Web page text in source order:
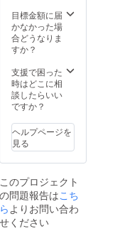
ameguroの
パーソナリ
ティを務め
る。
UNICOの名
物UNICORN
からの名前
であり、ユ
ニコーンは
癒し、調
和、夢を叶
えるなどの
グ裏映
像 6. メ
ンバー
からの
動画 7.
ライブ
への招
待券&楽
挨拶券&
メン
バーの
写真撮
頃、土
日、夜
有効期
限：
2021年
目標金額に届
かなかった場
合どうなりま
すか？
支援で困った
時はどこに相
談したらいい
ですか？
ヘルプページを
見る
このプロジェクト
の問題報告はこち
ら よりお問い合わ
せください